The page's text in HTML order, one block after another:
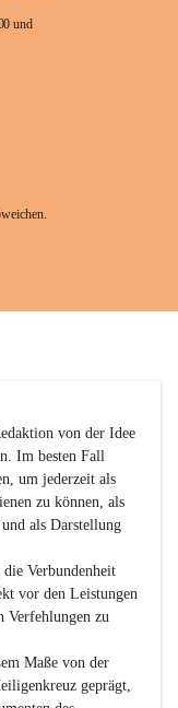
Telefonisch erreichen Sie uns: Mo - Do von 07:30 -12:00 und
von der Idee
Im besten Fall
um jederzeit als
zu können, als
als Darstellung
Verbundenheit
vor den Leistungen
Verfehlungen zu
Maße von der
geprägt,